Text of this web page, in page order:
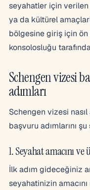
seyahatler için
ya da kültürel
bölgesine giriş için
konsolosluğu
Schengen vizesi
adımları
Schengen vizesi nasıl
başvuru adımlarını
1. Seyahat amacını
İlk adım gideceğiniz
seyahatinizin